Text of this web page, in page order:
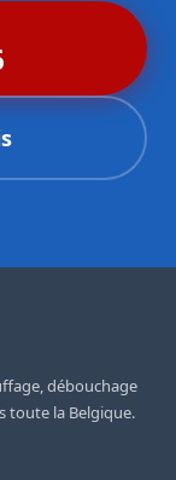
débouchage
toute la Belgique.